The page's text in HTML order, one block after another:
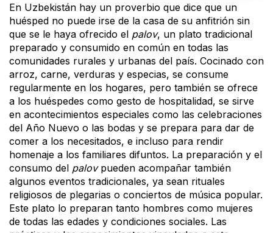
En Uzbekistán hay un proverbio que dice que un
huésped no puede irse de la casa de su anfitrión sin
que se le haya ofrecido el palov, un plato tradicional
preparado y consumido en común en todas las
comunidades rurales y urbanas del país. Cocinado con
arroz, carne, verduras y especias, se consume
regularmente en los hogares, pero también se ofrece
a los huéspedes como gesto de hospitalidad, se sirve
en acontecimientos especiales como las celebraciones
del Año Nuevo o las bodas y se prepara para dar de
comer a los necesitados, e incluso para rendir
homenaje a los familiares difuntos. La preparación y el
consumo del palovpueden acompañar también
algunos eventos tradicionales, ya sean rituales
religiosos de plegarias o conciertos de música popular.
Este plato lo preparan tanto hombres como mujeres
de todas las edades y condiciones sociales. Las